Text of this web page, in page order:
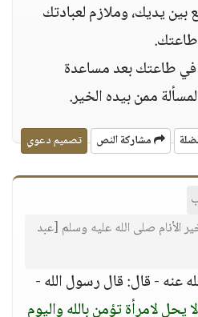
يديك، وملازم لعبادتك
طاعتك بعد مساعدة
ممن بيده الخير.
مشاركة النص تصميم دعوي
الأنام صلى الله عليه وسلم [عبد
عنه - قال: قال رسول الله -
يحل لامرأة تؤمن بالله واليوم